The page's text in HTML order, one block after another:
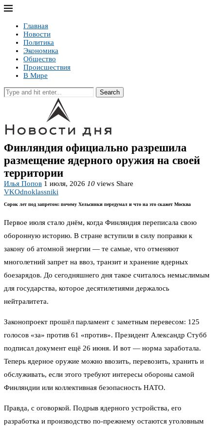
Главная
Новости
Политика
Экономика
Общество
Происшествия
В Мире
Search
Финляндия официально разрешила
размещение ядерного оружия на своей
территории
Илья Попов 1 июля, 2026 10 views Share
VKOdnoklassniki
Сорок лет под запретом: почему Хельсинки передумал и что на это скажет Москва
Первое июля стало днём, когда Финляндия переписала свою
оборонную историю. В стране вступили в силу поправки к
закону об атомной энергии — те самые, что отменяют
многолетний запрет на ввоз, транзит и хранение ядерных
боезарядов. До сегодняшнего дня такое считалось немыслимым
для государства, которое десятилетиями держалось
нейтралитета.
Законопроект прошёл парламент с заметным перевесом: 125
голосов «за» против 61 «против». Президент Александр Стубб
подписал документ ещё 26 июня. И вот — норма заработала.
Теперь ядерное оружие можно ввозить, перевозить, хранить и
обслуживать, если этого требуют интересы обороны самой
Финляндии или коллективная безопасность НАТО.
Правда, с оговоркой. Подрыв ядерного устройства, его
разработка и производство по‑прежнему остаются уголовным